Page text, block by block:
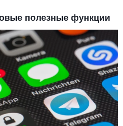
полезные функции